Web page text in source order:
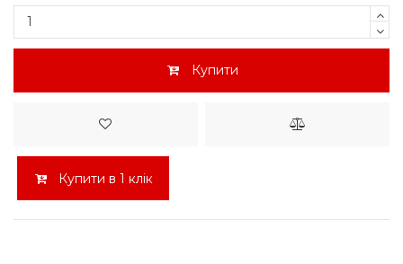
Купити
Купити в 1 клік